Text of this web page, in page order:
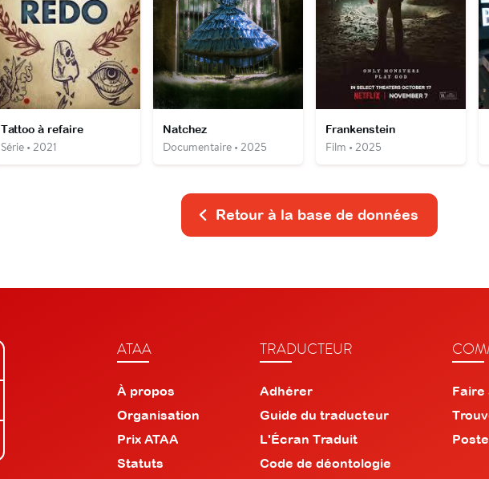
Tattoo à refaire
Série • 2021
Natchez
Documentaire • 2025
Frankenstein
Film • 2025
Retour à la base de données
ATAA
À propos
Organisation
Prix ATAA
Statuts
TRADUCTEUR
Adhérer
Guide du traducteur
L'Écran Traduit
Code de déontologie